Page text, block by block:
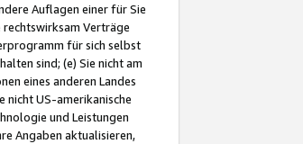
Auflagen einer für Sie
rechtswirksam Verträge
für sich selbst
sind; (e) Sie nicht am
eines anderen Landes
nicht US-amerikanische
und Leistungen
Angaben aktualisieren,